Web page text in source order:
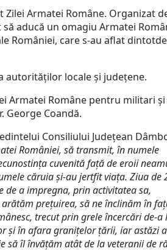
Armatei Române. Organizat
aducă un omagiu Armatei
României, care s-au aflat
locale și județene.
Armatei Române pentru militari
George Coandă.
Consiliului Județean
României, să transmit, în numele
cuvenită față de eroii
căruia și-au jertfit viața. Ziua de
de a impregna, prin activitatea sa,
prețuirea, să ne înclinăm în
trecut prin grele încercări de-a
și în afara granițelor țării, iar astăzi
să îl învăţăm atât de la veteranii de